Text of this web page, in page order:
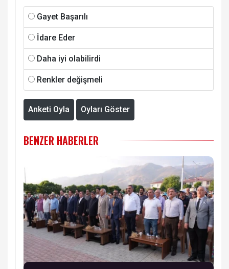
Gayet Başarılı
İdare Eder
Daha iyi olabilirdi
Renkler değişmeli
Anketi Oyla Oyları Göster
BENZER HABERLER